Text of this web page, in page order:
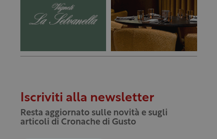
Iscriviti alla newsletter
Resta aggiornato sulle novità e sugli
articoli di Cronache di Gusto